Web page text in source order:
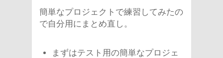
簡単なプロジェクトで練習してみたの
で自分用にまとめ直し。
まずはテスト用の簡単なプロジェ